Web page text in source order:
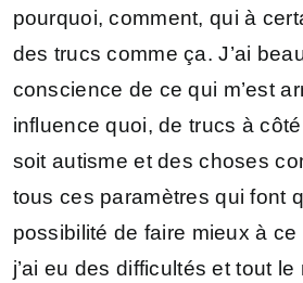
pourquoi, comment, qui à
des trucs comme ça. J’ai
conscience de ce qui m’est
influence quoi, de trucs à
soit autisme et des choses
tous ces paramètres qui font
possibilité de faire mieux à
j’ai eu des difficultés et tout